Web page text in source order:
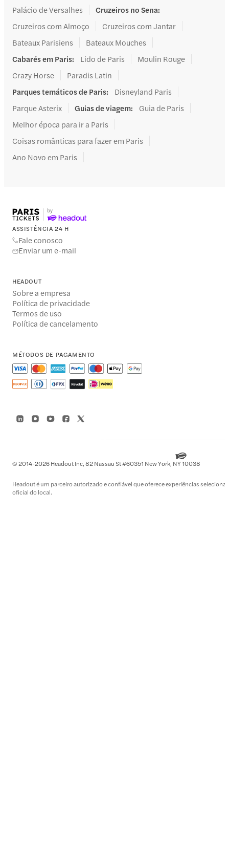
Palácio de Versalhes Cruzeiros no Sena:
Cruzeiros com Almoço
Cruzeiros com Jantar
Bateaux Parisiens
Bateaux Mouches
Cabarés em Paris: Lido de Paris
Moulin Rouge
Crazy Horse
Paradis Latin
Parques temáticos de Paris:
Disneyland Paris
Parque Asterix
Guias de viagem:
Guia de Paris
Melhor época para ir a Paris
Coisas românticas para fazer em Paris
Ano Novo em Paris
ASSISTÊNCIA 24 H
Fale conosco
Enviar um e-mail
HEADOUT
Sobre a empresa
Política de privacidade
Termos de uso
Política de cancelamento
MÉTODOS DE PAGAMENTO
© 2014-2026 Headout Inc, 82 Nassau St #60351 New York, NY 10038
Headout é um parceiro autorizado e confiável que oferece experiências
oficial do local.